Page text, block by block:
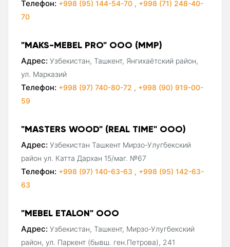
Телефон: +998 (95) 144-54-70 , +998 (71) 248-40-
70
"MAKS-MEBEL PRO" ООО (MMP)
Адрес: Узбекистан, Ташкент, Янгихаётский район,
ул. Марказий
Телефон: +998 (97) 740-80-72 , +998 (90) 919-00-
59
"MASTERS WOOD" (REAL TIME" ООО)
Адрес: Узбекистан Ташкент Мирзо-Улугбекский
район ул. Катта Дархан 15/маг. №67
Телефон: +998 (97) 140-63-63 , +998 (95) 142-63-
63
"MEBEL ETALON" ООО
Адрес: Узбекистан, Ташкент, Мирзо-Улугбекский
район, ул. Паркент (бывш. ген.Петрова), 241